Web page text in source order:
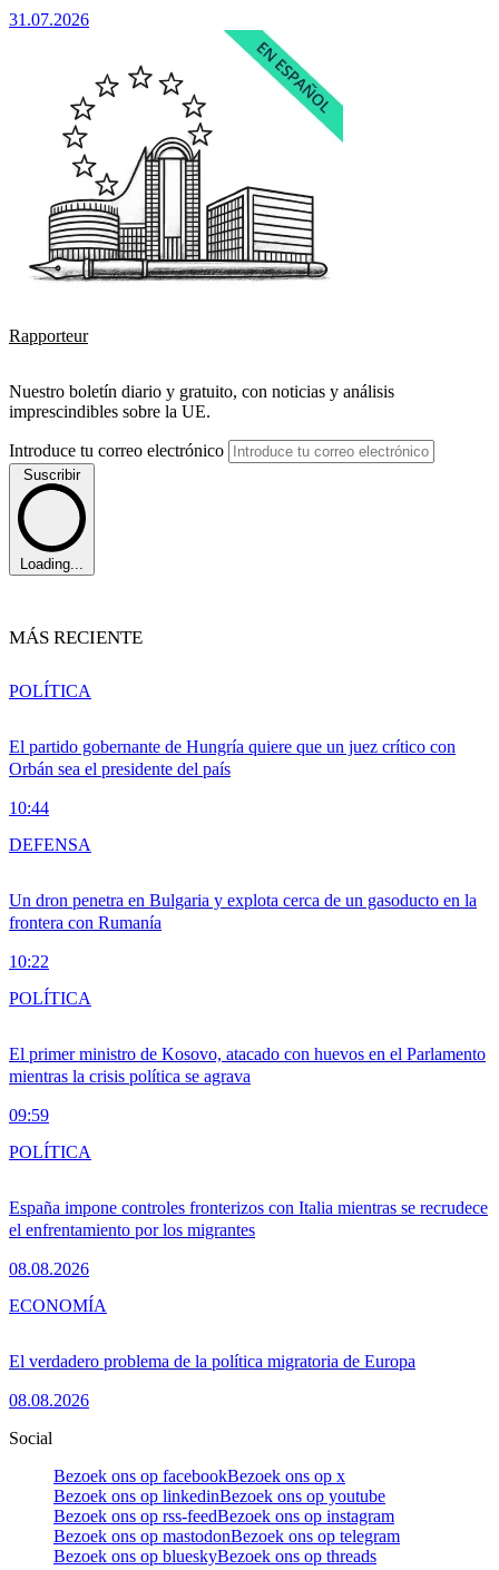
31.07.2026
Rapporteur
Nuestro boletín diario y gratuito, con noticias y análisis
imprescindibles sobre la UE.
Introduce tu correo electrónico
Suscribir
Loading...
MÁS RECIENTE
El partido gobernante de Hungría quiere que un juez crítico con
Orbán sea el presidente del país
10:44
POLÍTICA
Un dron penetra en Bulgaria y explota cerca de un gasoducto en la
frontera con Rumanía
10:22
DEFENSA
El primer ministro de Kosovo, atacado con huevos en el Parlamento
mientras la crisis política se agrava
09:59
POLÍTICA
España impone controles fronterizos con Italia mientras se recrudece
el enfrentamiento por los migrantes
08.08.2026
POLÍTICA
El verdadero problema de la política migratoria de Europa
08.08.2026
ECONOMÍA
Social
Bezoek ons op facebookBezoek ons op x
Bezoek ons op linkedinBezoek ons op youtube
Bezoek ons op rss-feedBezoek ons op instagram
Bezoek ons op mastodonBezoek ons op telegram
Bezoek ons op blueskyBezoek ons op threads